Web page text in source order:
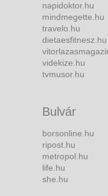
napidoktor.hu
mindmegette.hu
travelo.hu
dietaesfitnesz.hu
videkize.hu
tvmusor.hu
Bulvár
borsonline.hu
ripost.hu
metropol.hu
life.hu
she.hu